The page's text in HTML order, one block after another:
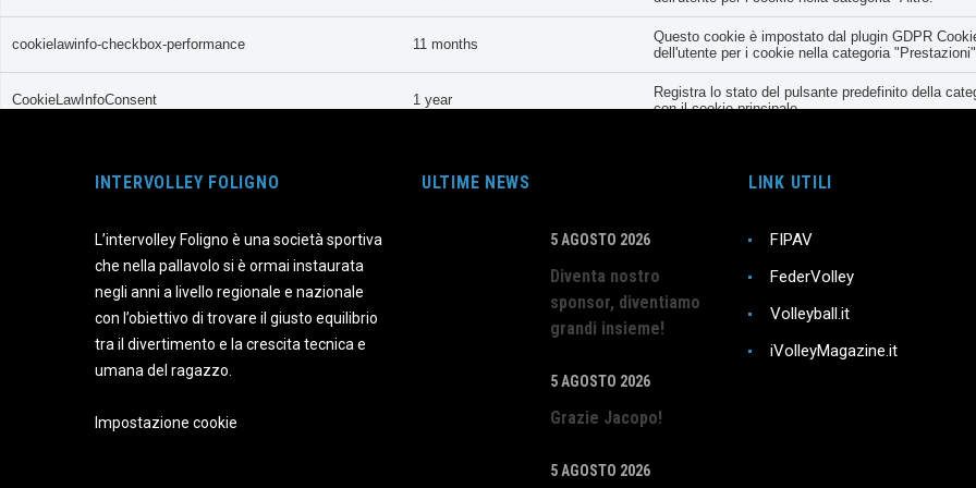
INTERVOLLEY FOLIGNO
L’intervolley Foligno è una società sportiva
che nella pallavolo si è ormai instaurata
negli anni a livello regionale e nazionale
con l’obiettivo di trovare il giusto equilibrio
tra il divertimento e la crescita tecnica e
umana del ragazzo.
Impostazione cookie
ULTIME NEWS
5 AGOSTO 2026
Diventa nostro
sponsor, diventiamo
grandi insieme!
5 AGOSTO 2026
Grazie Jacopo!
5 AGOSTO 2026
LINK UTILI
FIPAV
FederVolley
Volleyball.it
iVolleyMagazine.it
cookielawinfo-checkbox-performance 11 months
Questo cookie è impostato dal plugin GDPR
dell'utente per i cookie nella categoria
CookieLawInfoConsent 1 year
Registra lo stato del pulsante predefinito della
con il cookie principale.
Funzionali
I cookie funzionali aiutano a svolgere determinate funzionalità come la condivisione del contenuto del sito Web su piattaforme di
Performance
I cookie per le prestazioni vengono utilizzati per comprendere e analizzare gli indici chiave delle prestazioni del sito Web che aiutano a